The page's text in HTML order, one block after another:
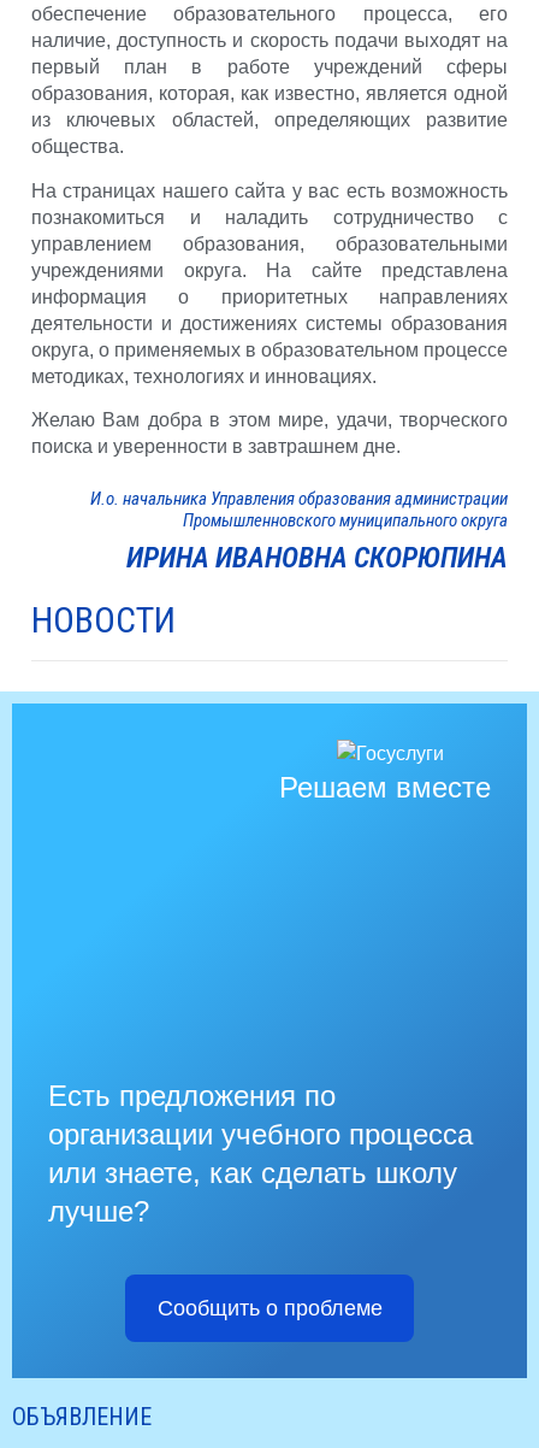
обеспечение образовательного процесса, его
наличие, доступность и скорость подачи выходят на
первый план в работе учреждений сферы
образования, которая, как известно, является одной
из ключевых областей, определяющих развитие
общества.
На страницах нашего сайта у вас есть возможность
познакомиться и наладить сотрудничество с
управлением образования, образовательными
учреждениями округа. На сайте представлена
информация о приоритетных направлениях
деятельности и достижениях системы образования
округа, о применяемых в образовательном процессе
методиках, технологиях и инновациях.
Желаю Вам добра в этом мире, удачи, творческого
поиска и уверенности в завтрашнем дне.
И.о. начальника Управления образования администрации
Промышленновского муниципального округа
ИРИНА ИВАНОВНА СКОРЮПИНА
НОВОСТИ
Решаем вместе
Есть предложения по
организации учебного процесса
или знаете, как сделать школу
лучше?
Сообщить о проблеме
ОБЪЯВЛЕНИЕ